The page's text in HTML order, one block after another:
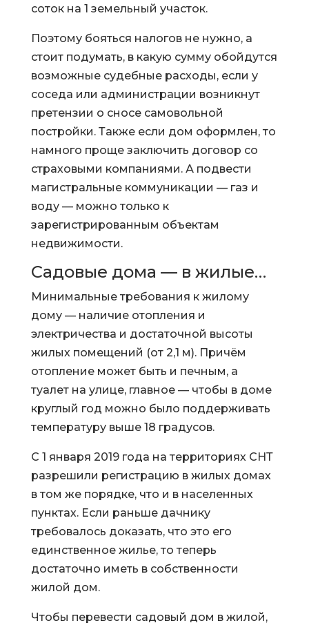
соток на 1 земельный участок.
Поэтому бояться налогов не нужно, а
стоит подумать, в какую сумму обойдутся
возможные судебные расходы, если у
соседа или администрации возникнут
претензии о сносе самовольной
постройки. Также если дом оформлен, то
намного проще заключить договор со
страховыми компаниями. А подвести
магистральные коммуникации — газ и
воду — можно только к
зарегистрированным объектам
недвижимости.
Садовые дома — в жилые…
Минимальные требования к жилому
дому — наличие отопления и
электричества и достаточной высоты
жилых помещений (от 2,1 м). Причём
отопление может быть и печным, а
туалет на улице, главное — чтобы в доме
круглый год можно было поддерживать
температуру выше 18 градусов.
С 1 января 2019 года на территориях СНТ
разрешили регистрацию в жилых домах
в том же порядке, что и в населенных
пунктах. Если раньше дачнику
требовалось доказать, что это его
единственное жилье, то теперь
достаточно иметь в собственности
жилой дом.
Чтобы перевести садовый дом в жилой,